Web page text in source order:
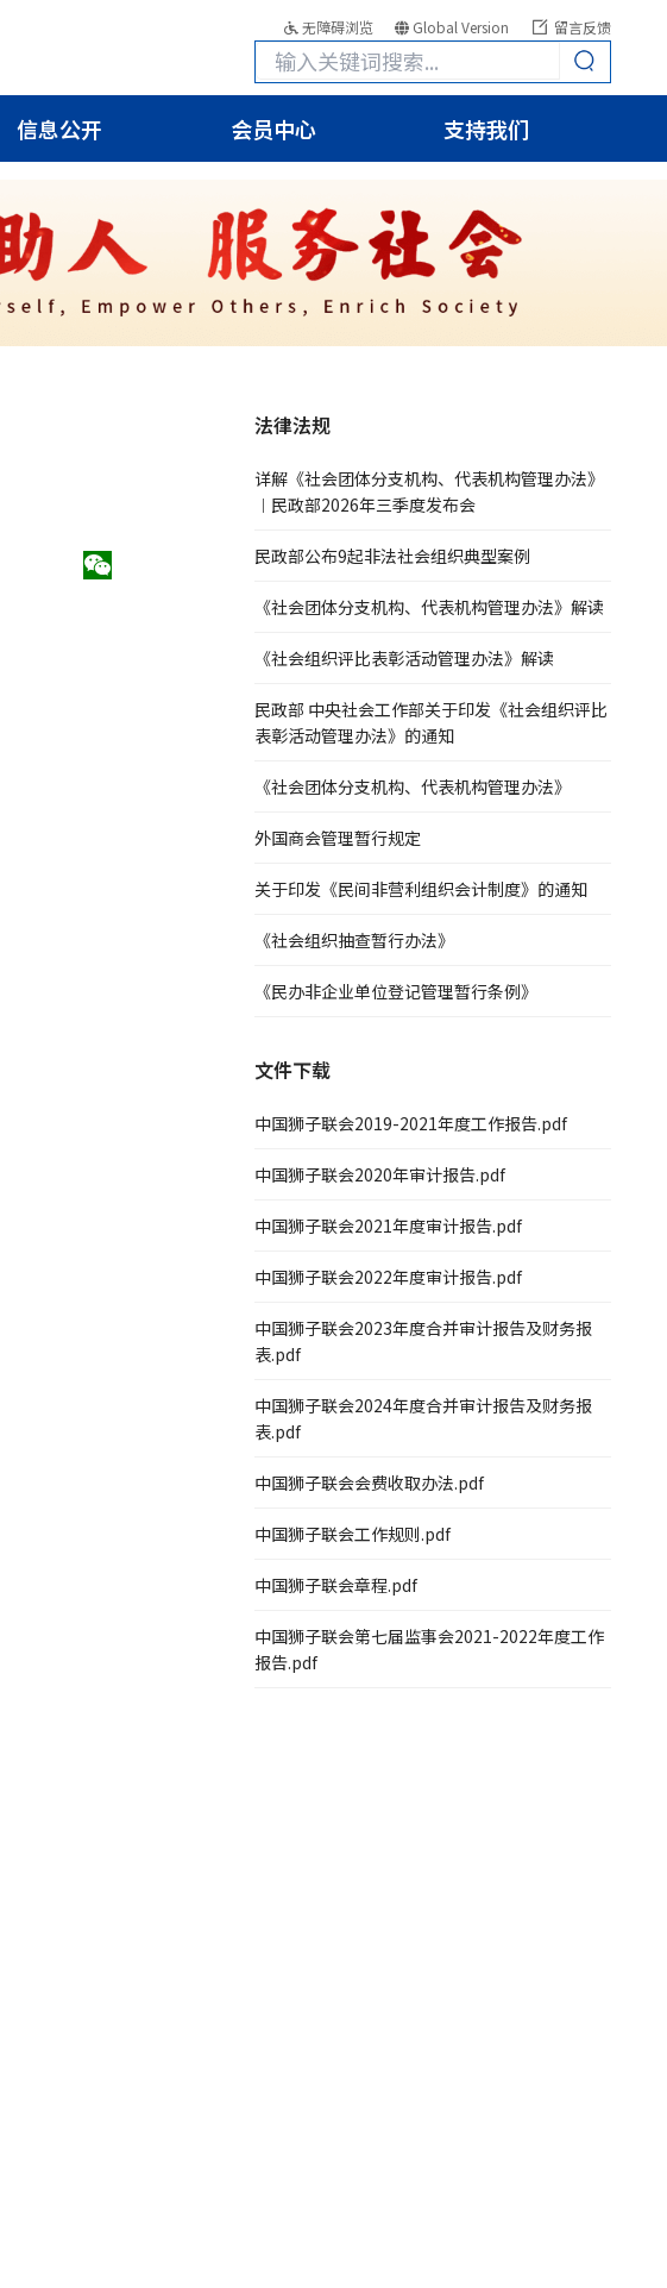
无障碍浏览 Global Version 留言反馈
信息公开 会员中心 支持我们
法律法规
详解《社会团体分支机构、代表机构管理办法》
︱民政部2026年三季度发布会
民政部公布9起非法社会组织典型案例
《社会团体分支机构、代表机构管理办法》解读
《社会组织评比表彰活动管理办法》解读
民政部 中央社会工作部关于印发《社会组织评比
表彰活动管理办法》的通知
《社会团体分支机构、代表机构管理办法》
外国商会管理暂行规定
关于印发《民间非营利组织会计制度》的通知
《社会组织抽查暂行办法》
《民办非企业单位登记管理暂行条例》
文件下载
中国狮子联会2019-2021年度工作报告.pdf
中国狮子联会2020年审计报告.pdf
中国狮子联会2021年度审计报告.pdf
中国狮子联会2022年度审计报告.pdf
中国狮子联会2023年度合并审计报告及财务报
表.pdf
中国狮子联会2024年度合并审计报告及财务报
表.pdf
中国狮子联会会费收取办法.pdf
中国狮子联会工作规则.pdf
中国狮子联会章程.pdf
中国狮子联会第七届监事会2021-2022年度工作
报告.pdf